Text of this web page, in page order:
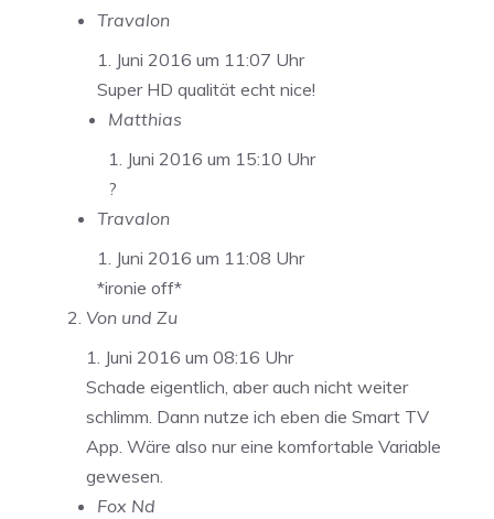
Travalon
1. Juni 2016 um 11:07 Uhr
Super HD qualität echt nice!
Matthias
1. Juni 2016 um 15:10 Uhr
?
Travalon
1. Juni 2016 um 11:08 Uhr
*ironie off*
Von und Zu
1. Juni 2016 um 08:16 Uhr
Schade eigentlich, aber auch nicht weiter
schlimm. Dann nutze ich eben die Smart TV
App. Wäre also nur eine komfortable Variable
gewesen.
Fox Nd